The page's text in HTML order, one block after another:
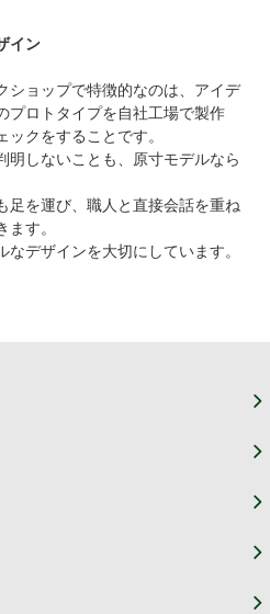
イン
ョップで特徴的なのは、アイデ
プロトタイプを自社工場で製作
クをすることです。
しないことも、原寸モデルなら
を運び、職人と直接会話を重ね
す。
デザインを大切にしています。